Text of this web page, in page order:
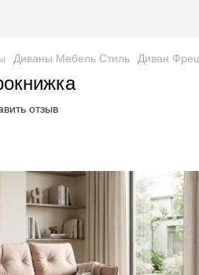
Диваны Мебель Стиль Диван
отзыв